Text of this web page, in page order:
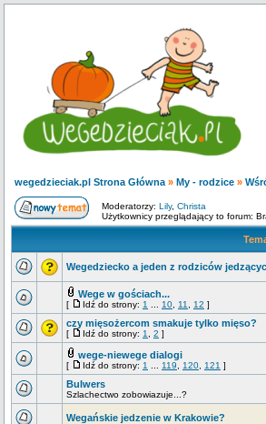
wegedzieciak.pl Strona Główna » My - rodzice »
Moderatorzy: Lily, Christa
Użytkownicy przeglądający to forum:
Wegedziecko a jeden z rodziców
Wege w gościach...
[ Idź do strony: 1 10 11 12 ]
czy mięsożercom smakuje tylko mięso?
[ Idź do strony: 1 2 ]
wege-niewege dialogi
[ Idź do strony: 1 119 120 121 ]
Bulwers
Szlachectwo zobowiazuje...?
Wegańskie jedzenie w Krakowie?